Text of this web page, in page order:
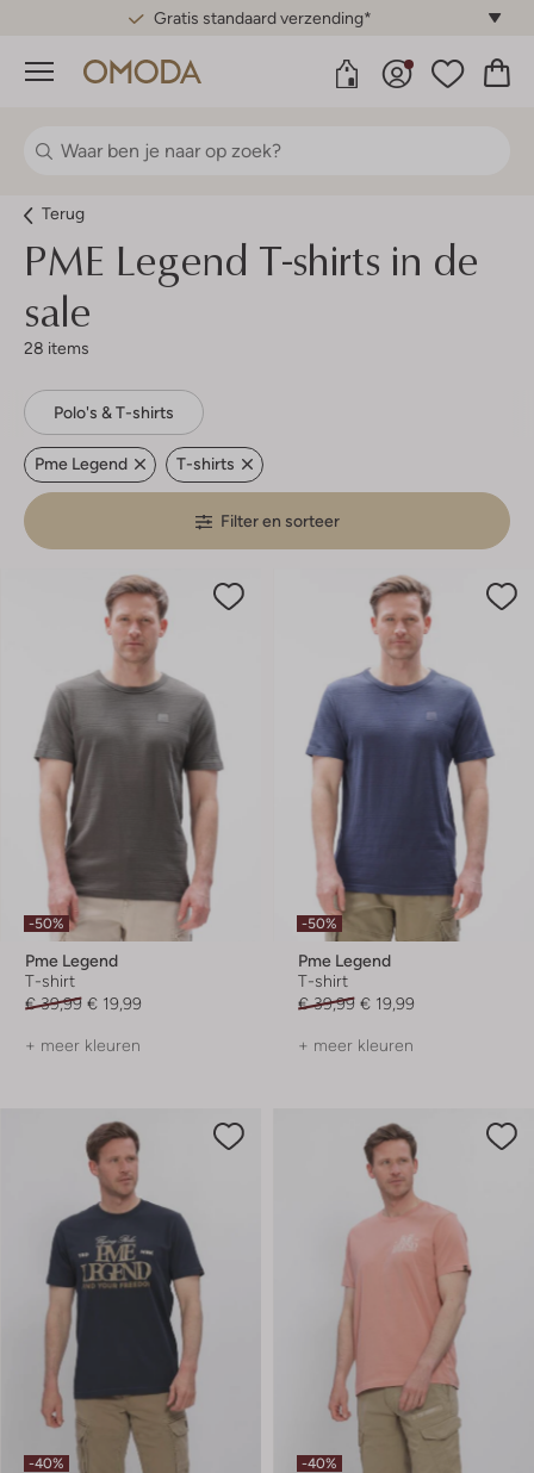
Gratis standaard verzending*
Menu
Terug
PME Legend T-shirts in de
sale
28 items
Polo's & T-shirts
Pme Legend T-shirts
Filter en sorteer
-50%
Pme Legend
T-shirt
€ 39,99 € 19,99
+ meer kleuren
-50%
Pme Legend
T-shirt
€ 39,99 € 19,99
+ meer kleuren
-40% -40%